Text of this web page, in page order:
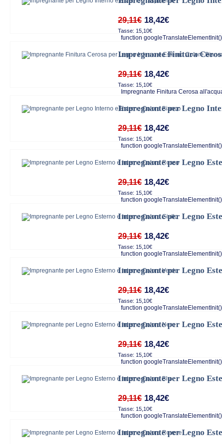
29,11€ 18,42€
Tasse: 15,10€
function
29,11€ 18,42€
Tasse: 15,10€
Impregnante Finitura
Impregnante Finitura Cerosa
29,11€ 18,42€
Tasse: 15,10€
Impregnante per Legno
function
29,11€ 18,42€
Tasse: 15,10€
Impregnante per Legno
function
29,11€ 18,42€
Tasse: 15,10€
Impregnante per Legno
function
29,11€ 18,42€
Tasse: 15,10€
Impregnante per Legno
function
29,11€ 18,42€
Tasse: 15,10€
Impregnante per Legno
function
29,11€ 18,42€
Tasse: 15,10€
Impregnante per Legno
function
Impregnante per Legno